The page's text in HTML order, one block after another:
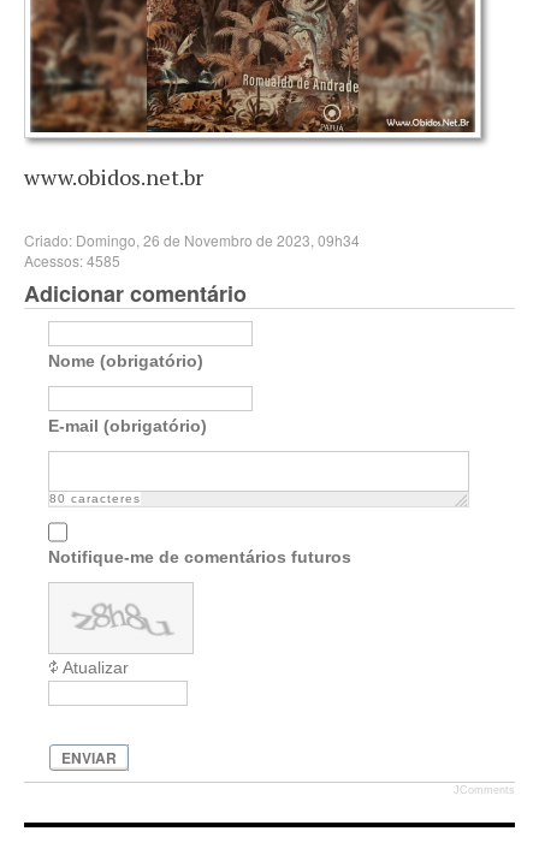
www.obidos.net.br
Criado: Domingo, 26 de Novembro de 2023, 09h34
Acessos: 4585
Adicionar comentário
Nome (obrigatório)
E-mail (obrigatório)
80 caracteres
Notifique-me de comentários futuros
Atualizar
ENVIAR
JComments